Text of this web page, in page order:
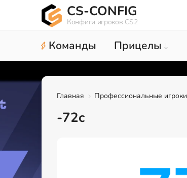
CS-CONFIG
Конфиги игроков CS2
Команды Прицелы
Главная Профессиональные игроки
-72c